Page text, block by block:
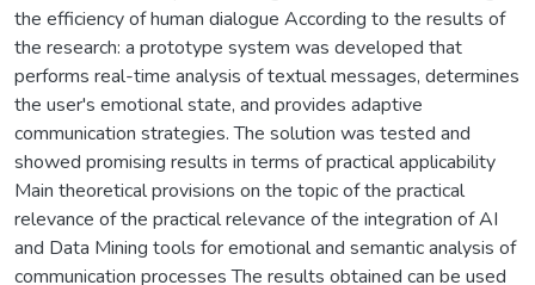
the efficiency of human dialogue According to the results of
the research: a prototype system was developed that
performs real-time analysis of textual messages, determines
the user's emotional state, and provides adaptive
communication strategies. The solution was tested and
showed promising results in terms of practical applicability
Main theoretical provisions on the topic of the practical
relevance of the practical relevance of the integration of AI
and Data Mining tools for emotional and semantic analysis of
communication processes The results obtained can be used